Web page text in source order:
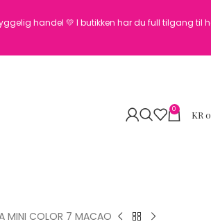
handel 💛 I butikken har du full tilgang til
0 KR
MINI COLOR 7 MACAO